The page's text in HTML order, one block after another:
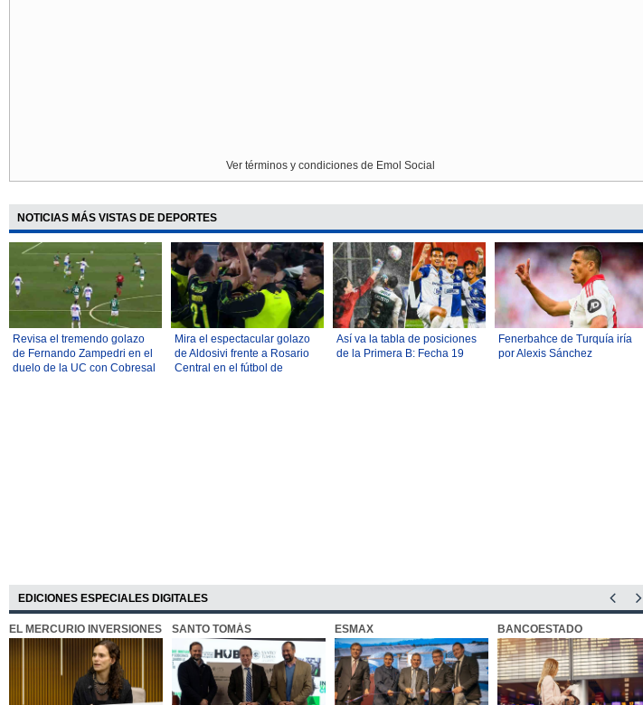
Ver términos y condiciones de Emol Social
NOTICIAS MÁS VISTAS DE DEPORTES
Revisa el tremendo golazo
de Fernando Zampedri en el
duelo de la UC con Cobresal
Mira el espectacular golazo
de Aldosivi frente a Rosario
Central en el fútbol de
Así va la tabla de posiciones
de la Primera B: Fecha 19
Fenerbahce de Turquía iría
por Alexis Sánchez
EDICIONES ESPECIALES DIGITALES
EL MERCURIO INVERSIONES SANTO TOMÁS ESMAX BANCOESTADO